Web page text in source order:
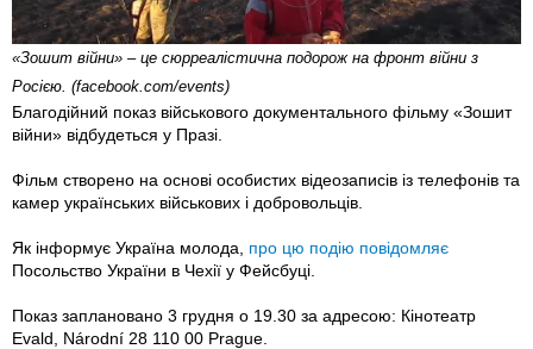
«Зошит війни» – це сюрреалістична подорож на фронт війни з
Росією. (facebook.com/events)
Благодійний показ військового документального фільму «Зошит
війни» відбудеться у Празі.
Фільм створено на основі особистих відеозаписів із телефонів та
камер українських військових і добровольців.
Як інформує Україна молода, про цю подію повідомляє
Посольство України в Чехії у Фейсбуці.
Показ заплановано 3 грудня о 19.30 за адресою: Кінотеатр
Evald, Národní 28 110 00 Prague.